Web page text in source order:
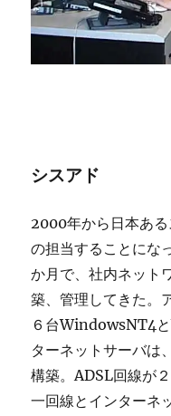
シスアド
2000年から日本あ
の担当することにな
か月で、社内ネット
築、管理してきた。
６台WindowsNT4
ターネットサーバは
構築。ADSL回線が
一回線とインターネ